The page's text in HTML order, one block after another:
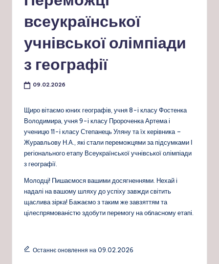
всеукраїнської
учнівської олімпіади
з географії
09.02.2026
Щиро вітаємо юних географів, учня 8-і класу Фостенка
Володимира, учня 9-і класу Пророченка Артема і
ученицю 11-і класу Степанець Уляну та їх керівника –
Журавльову Н.А., які стали переможцями за підсумками І
регіонального етапу Всеукраїнської учнівської олімпіади
з географії.
Молодці! Пишаємося вашими досягненнями. Нехай і
надалі на вашому шляху до успіху завжди світить
щаслива зірка! Бажаємо з таким же завзяттям та
цілеспрямованістю здобути перемогу на обласному етапі.
Останнє оновлення на 09.02.2026